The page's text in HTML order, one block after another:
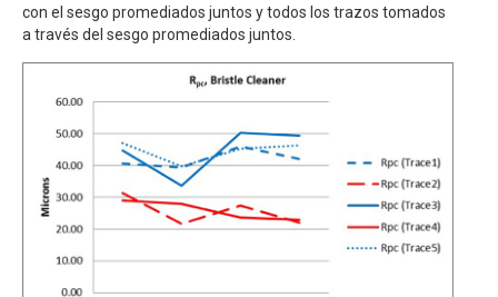
con el sesgo promediados juntos y todos los trazos tomados
a través del sesgo promediados juntos.